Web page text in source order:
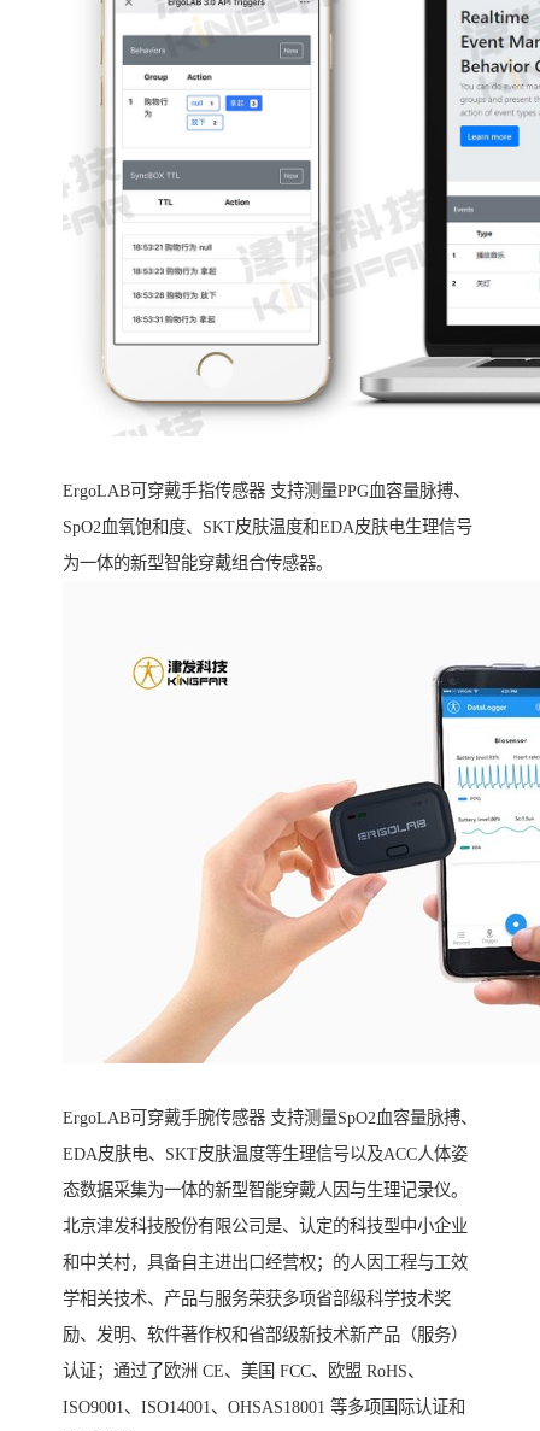
ErgoLAB可穿戴手指传感器 支持测量PPG血容量脉搏、
SpO2血氧饱和度、SKT皮肤温度和EDA皮肤电生理信号
为一体的新型智能穿戴组合传感器。
ErgoLAB可穿戴手腕传感器 支持测量SpO2血容量脉搏、
EDA皮肤电、SKT皮肤温度等生理信号以及ACC人体姿
态数据采集为一体的新型智能穿戴人因与生理记录仪。
北京津发科技股份有限公司是、认定的科技型中小企业
和中关村，具备自主进出口经营权；的人因工程与工效
学相关技术、产品与服务荣获多项省部级科学技术奖
励、发明、软件著作权和省部级新技术新产品（服务）
认证；通过了欧洲 CE、美国 FCC、欧盟 RoHS、
ISO9001、ISO14001、OHSAS18001 等多项国际认证和